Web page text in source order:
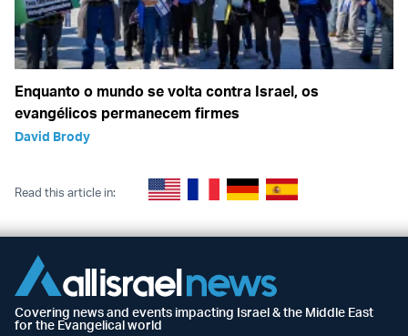
Enquanto o mundo se volta contra Israel, os
evangélicos permanecem firmes
David Brody
Read this article in:
Covering news and events impacting Israel & the Middle East
for the Evangelical world